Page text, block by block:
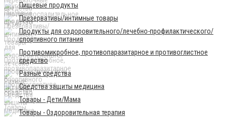
Пищевые продукты
Презервативы/интимные товары
Продукты для оздоровительного/лечебно-профилактического/
спортивного питания
Противомикробное, противопаразитарное и противоглистное
средство
Разные средства
Средства защиты медицина
Товары - Дети/Мама
Товары - Оздоровительная терапия